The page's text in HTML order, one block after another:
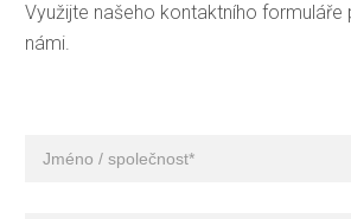
Využijte našeho kontaktního formuláře
námi.